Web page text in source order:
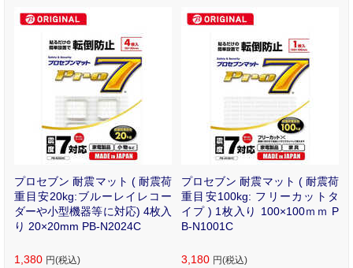
プロセブン 耐震マット ( 耐震荷
重目安20kg:ブルーレイレコー
ダーや小型機器等に対応) 4枚入
り 20×20mm PB-N2024C
1,380 円(税込)
プロセブン 耐震マット ( 耐震荷
重目安100kg: フリーカットタ
イプ ) 1枚入り 100×100ｍｍ P
B-N1001C
3,180 円(税込)